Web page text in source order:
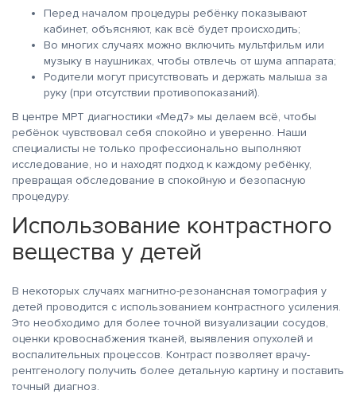
Перед началом процедуры ребёнку показывают
кабинет, объясняют, как всё будет происходить;
Во многих случаях можно включить мультфильм или
музыку в наушниках, чтобы отвлечь от шума аппарата;
Родители могут присутствовать и держать малыша за
руку (при отсутствии противопоказаний).
В центре МРТ диагностики «Мед7» мы делаем всё, чтобы
ребёнок чувствовал себя спокойно и уверенно. Наши
специалисты не только профессионально выполняют
исследование, но и находят подход к каждому ребёнку,
превращая обследование в спокойную и безопасную
процедуру.
Использование контрастного
вещества у детей
В некоторых случаях магнитно-резонансная томография у
детей проводится с использованием контрастного усиления.
Это необходимо для более точной визуализации сосудов,
оценки кровоснабжения тканей, выявления опухолей и
воспалительных процессов. Контраст позволяет врачу-
рентгенологу получить более детальную картину и поставить
точный диагноз.